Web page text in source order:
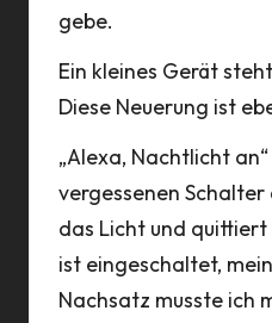
gebe.
Ein kleines Gerät
Diese Neuerung ist
„Alexa, Nachtlicht
vergessenen
das Licht und
ist eingeschaltet,
Nachsatz musste ich